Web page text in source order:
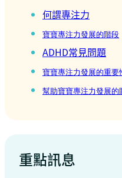
何謂專注力
寶寶專注力發展的階段
ADHD常見問題
寶寶專注力發展的重要
幫助寶寶專注力發展的
重點訊息